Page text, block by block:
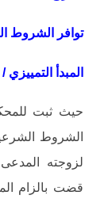
توافر الشروط
المبدأ التمييزي /
حيث ثبت
الشروط
لزوجته
قضت بالزام